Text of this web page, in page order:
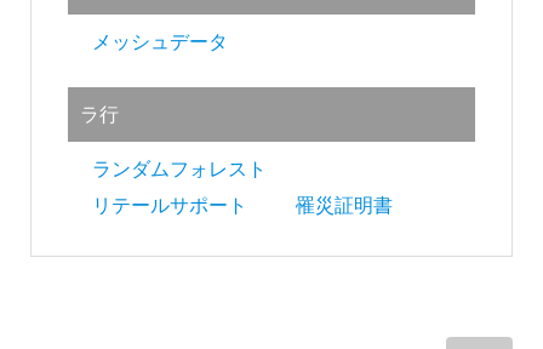
メッシュデータ
ラ行
ランダムフォレスト
リテールサポート
罹災証明書